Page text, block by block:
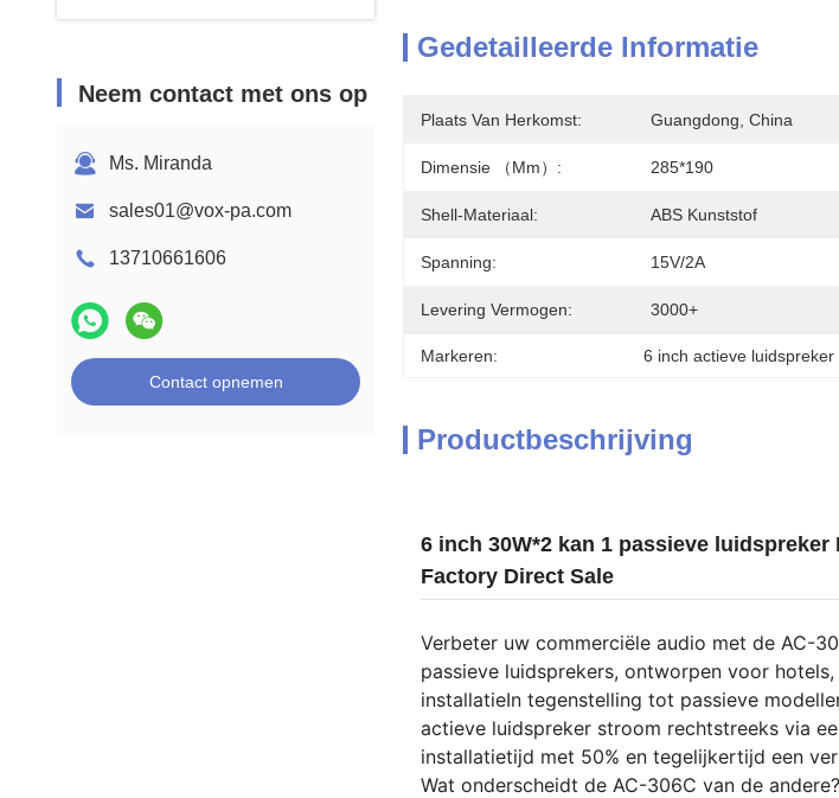
Neem contact met ons op
Ms. Miranda
sales01@vox-pa.com
13710661606
Contact opnemen
Gedetailleerde Informatie
Plaats Van Herkomst: Guangdong, China
Dimensie （mm）: 285*190
Shell-Materiaal: ABS Kunststof
Spanning: 15V/2A
Levering Vermogen: 3000+
Markeren: 6 inch actieve luidspreker
Productbeschrijving
6 inch 30W*2 kan 1 passieve
Factory Direct Sale
Verbeter uw commerciële audio met de AC-
passieve luidsprekers, ontworpen voor
installatieIn tegenstelling tot passieve
actieve luidspreker stroom rechtstreeks via
installatietijd met 50% en tegelijkertijd een
Wat onderscheidt de AC-306C van de